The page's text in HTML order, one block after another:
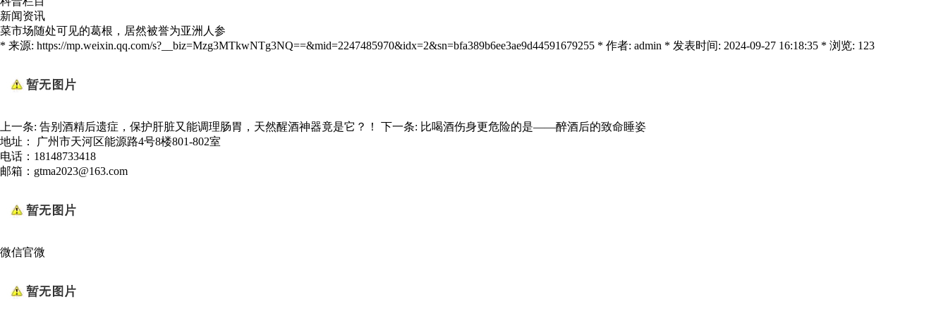
新闻资讯
菜市场随处可见的葛根，居然被誉为亚洲人参
* 来源: https://mp.weixin.qq.com/s?__biz=Mzg3MTkwNTg3NQ==&mid=2247485970&idx=2&sn=bfa389b6ee3ae9d44591679255 * 作者: admin * 发表时间: 2024-09-27 16:18:35 * 浏览: 123
上一条: 告别酒精后遗症，保护肝脏又能调理肠胃，天然醒酒神器竟是它？！ 下一条: 比喝酒伤身更危险的是——醉酒后的致命睡姿
地址： 广州市天河区能源路4号8楼801-802室
电话：18148733418
邮箱：gtma2023@163.com
微信官微